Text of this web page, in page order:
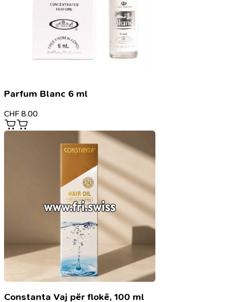
Parfum Blanc 6 ml
CHF 8.00
Constanta Vaj për flokë, 100 ml